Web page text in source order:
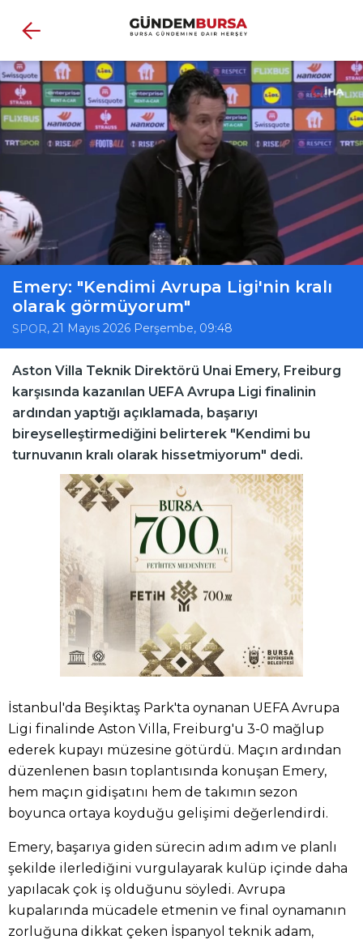
Emery: "Kendimi Avrupa Ligi'nin kralı
olarak görmüyorum"
SPOR, 21 Mayıs 2026 Perşembe, 09:48
Aston Villa Teknik Direktörü Unai Emery, Freiburg
karşısında kazanılan UEFA Avrupa Ligi finalinin
ardından yaptığı açıklamada, başarıyı
bireyselleştirmediğini belirterek "Kendimi bu
turnuvanın kralı olarak hissetmiyorum" dedi.
İstanbul'da Beşiktaş Park'ta oynanan UEFA Avrupa
Ligi finalinde Aston Villa, Freiburg'u 3-0 mağlup
ederek kupayı müzesine götürdü. Maçın ardından
düzenlenen basın toplantısında konuşan Emery,
hem maçın gidişatını hem de takımın sezon
boyunca ortaya koyduğu gelişimi değerlendirdi.
Emery, başarıya giden sürecin adım adım ve planlı
şekilde ilerlediğini vurgulayarak kulüp içinde daha
yapılacak çok iş olduğunu söyledi. Avrupa
kupalarında mücadele etmenin ve final oynamanın
zorluğuna dikkat çeken İspanyol teknik adam,